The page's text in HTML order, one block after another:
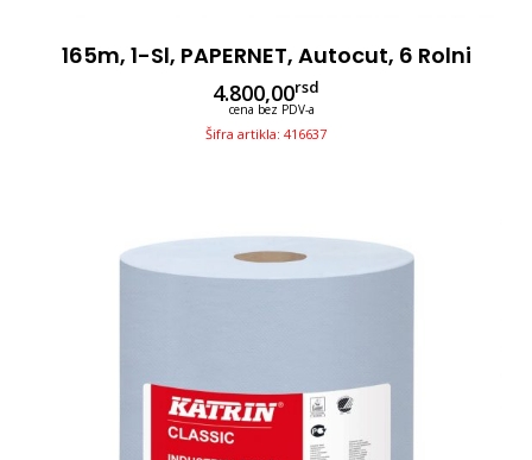
165m, 1-Sl, PAPERNET, Autocut, 6 Rolni
4.800,00rsd
cena bez PDV-a
Šifra artikla: 416637